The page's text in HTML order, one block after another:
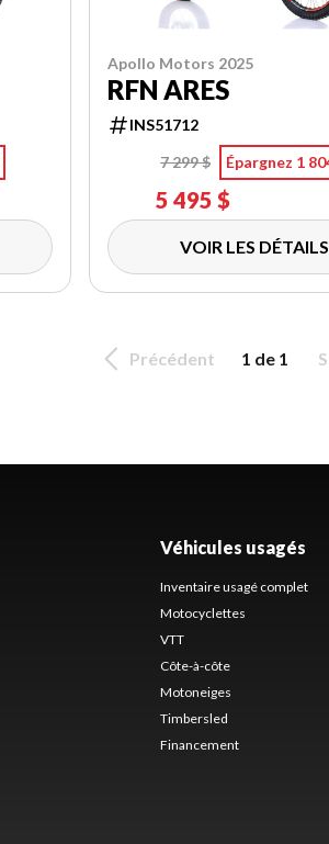
Apollo Motors 2025
RFN ARES
INS51712
7 299 $
Épargnez 1
5 495 $
VOIR LES DÉTAILS
Précédent 1 de 1
Véhicules usagés
Inventaire usagé complet
Motocyclettes
VTT
Côte-à-côte
Motoneiges
Timbersled
Financement